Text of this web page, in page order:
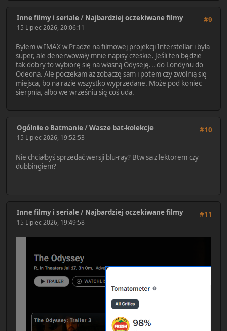
#9
Inne filmy i seriale/ Najbardziej oczekiwane filmy
15 Lipiec 2026, 20:06:11
Byłem w IMAX w Pradze na filmowej projekcji Interstellar i była
super, ale denerwowały mnie napisy czeskie. Jeśli ten będzie
tak dobry to wybiorę się na własną Odyseję... do Londynu do
Odeona. Ale poczekam aż zobaczę sam i potem czy zwolnią się
miejsca, bo na razie wszystko wyprzedane. Może pod koniec
sierpnia, albo we wrześniu się coś uda.
#10
Ogólnie o Batmanie/Wasze bat-kolekcje
15 Lipiec 2026, 19:52:53
Nie chciałbyś sprzedać wersji blu-ray? Btw sa z lektorem czy
dubbingiem?
#11
Inne filmy i seriale/ Najbardziej oczekiwane filmy
15 Lipiec 2026, 19:49:58